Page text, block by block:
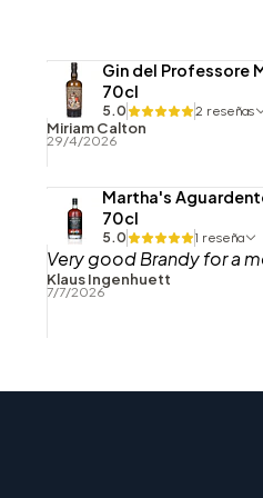
Gin del Professore
70cl
5.0 2 reseñas
Miriam Calton
29/4/2026
Martha's
70cl
5.0 1 reseña
Very good Brandy for a
Klaus Ingenhuett
7/7/2026